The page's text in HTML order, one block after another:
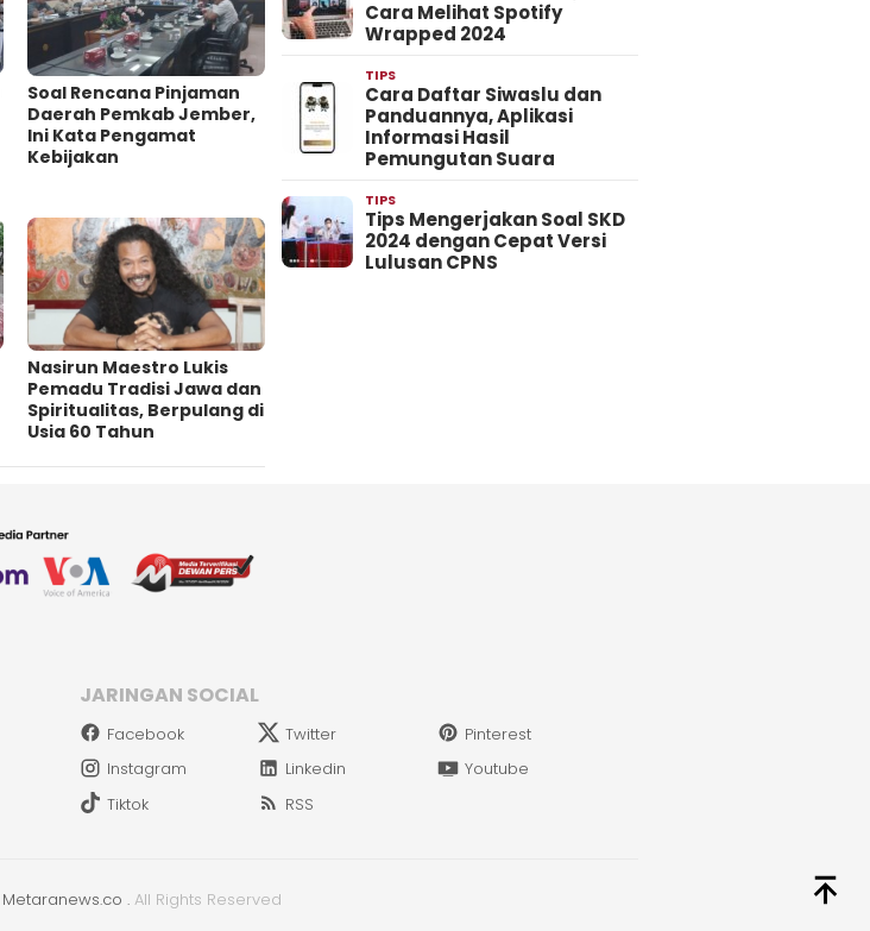
‎Soal Rencana Pinjaman
Daerah Pemkab Jember,
Ini Kata Pengamat
Kebijakan ‎
‎Nasirun Maestro Lukis
Pemadu Tradisi Jawa dan
Spiritualitas, Berpulang di
Usia 60 Tahun
Cara Melihat Spotify
Wrapped 2024
TIPS
Cara Daftar Siwaslu dan
Panduannya, Aplikasi
Informasi Hasil
Pemungutan Suara
TIPS
Tips Mengerjakan Soal SKD
2024 dengan Cepat Versi
Lulusan CPNS
JARINGAN SOCIAL
Facebook Twitter
Pinterest
Instagram
Linkedin
Youtube
Tiktok
RSS
Metaranews.co . All Rights Reserved